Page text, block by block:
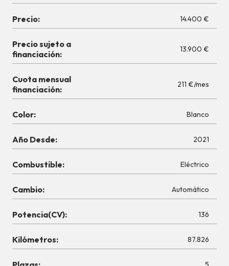
Precio: 14.400 €
Precio sujeto a
financiación:
13.900 €
Cuota mensual
financiación:
211 €/mes
Color: Blanco
Año Desde: 2021
Combustible: Eléctrico
Cambio: Automático
Potencia(CV): 136
Kilómetros: 87.826